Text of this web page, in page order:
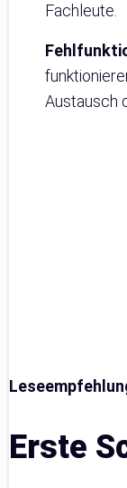
Fachleute.
Austausch
Erste